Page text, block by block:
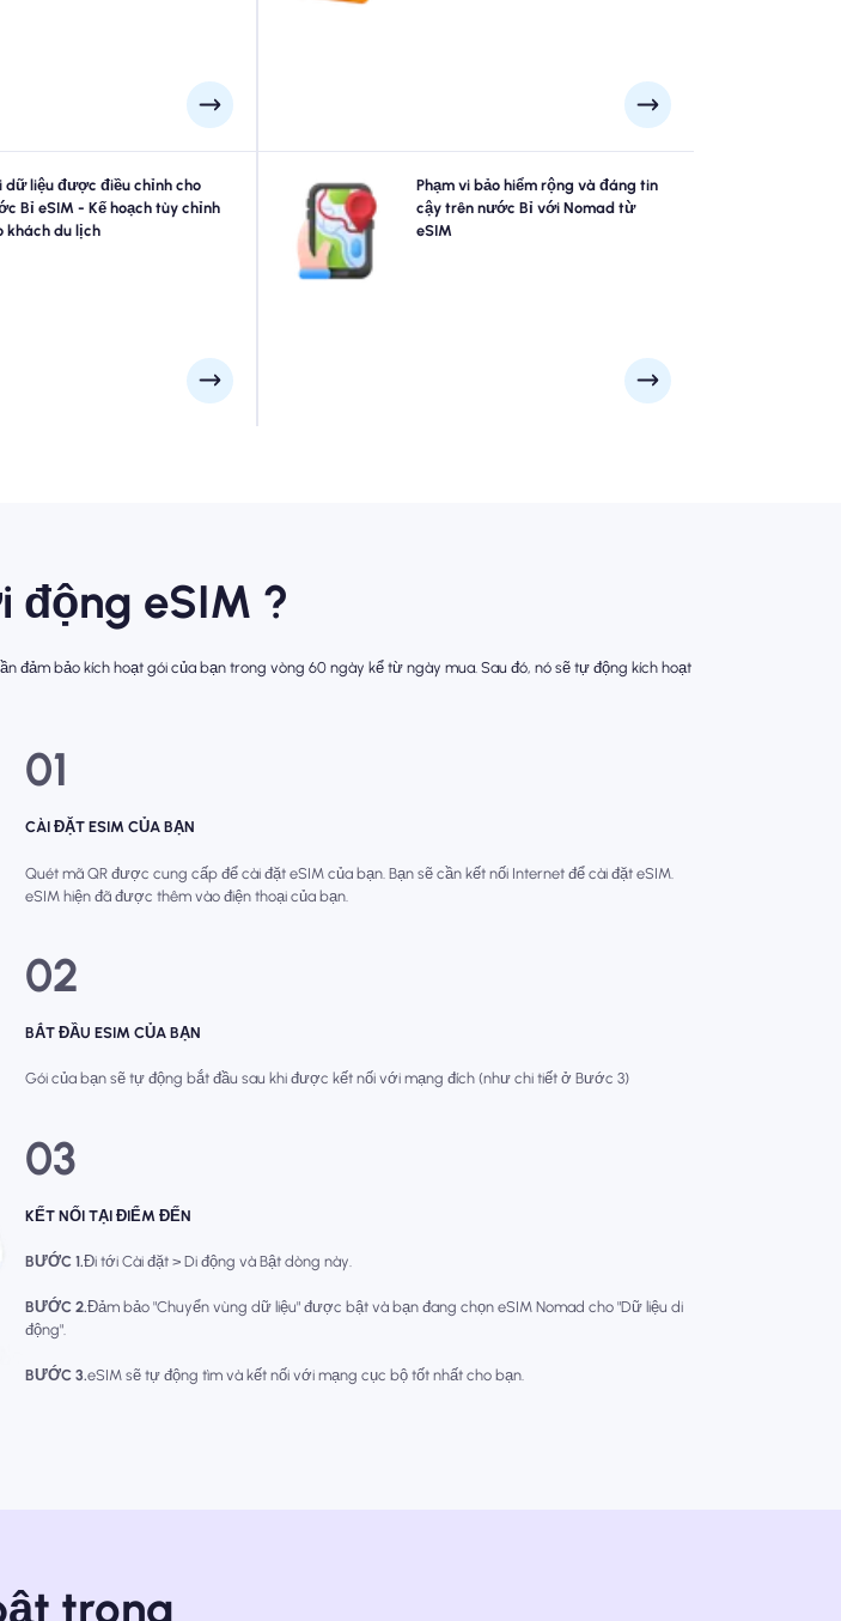
dữ liệu được điều chỉnh cho
Bỉ eSIM - Kế hoạch tùy chỉnh
khách du lịch
Antwerp hoặc bất cứ nơi nào
từ các gói dữ liệu eSIM nước Bỉ
kế để phù hợp với mọi nhu cầu,
của chúng tôi. Một vài eSIM
kích hoạt thủ công, vui lòng kiểm
Phạm vi bảo hiểm rộng và đáng tin
cậy trên nước Bỉ với Nomad từ
eSIM
Khám phá nước Bỉ với sự tự tin bằng cách sử dụng
nước Bỉ esim của Nomad, cung cấp phạm vi bảo hiểm
4G/5G đáng tin cậy từ các thành phố lớn như Brussel,
Bruges, Antwerp đến các điểm danh lam thắng cảnh từ
xa. Giữ kết nối bất kể cuộc phiêu lưu của bạn đưa bạn đi
động eSIM ?
đảm bảo kích hoạt gói của bạn trong vòng 60 ngày kể từ ngày mua. Sau đó, nó sẽ tự động kích hoạt
01
CÀI ĐẶT ESIM CỦA BẠN
Quét mã QR được cung cấp để cài đặt eSIM của bạn. Bạn sẽ cần kết nối Internet để cài đặt eSIM.
eSIM hiện đã được thêm vào điện thoại của bạn.
02
BẮT ĐẦU ESIM CỦA BẠN
Gói của bạn sẽ tự động bắt đầu sau khi được kết nối với mạng đích (như chi tiết ở Bước 3)
03
KẾT NỐI TẠI ĐIỂM ĐẾN
BƯỚC 1.Đi tới Cài đặt > Di động và Bật dòng này.
BƯỚC 2.Đảm bảo "Chuyển vùng dữ liệu" được bật và bạn đang chọn eSIM Nomad cho "Dữ liệu di
động".
BƯỚC 3.eSIM sẽ tự động tìm và kết nối với mạng cục bộ tốt nhất cho bạn.
trong